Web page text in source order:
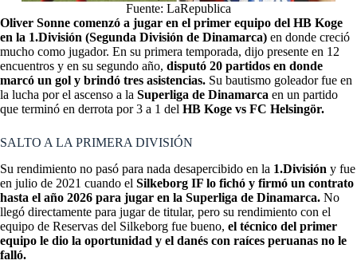
Fuente: LaRepublica
Oliver Sonne comenzó a jugar en el primer equipo del HB Koge
en la 1.División (Segunda División de Dinamarca) en donde creció
mucho como jugador. En su primera temporada, dijo presente en 12
encuentros y en su segundo año, disputó 20 partidos en donde
marcó un gol y brindó tres asistencias. Su bautismo goleador fue en
la lucha por el ascenso a la Superliga de Dinamarca en un partido
que terminó en derrota por 3 a 1 del HB Koge vs FC Helsingör.
SALTO A LA PRIMERA DIVISIÓN
Su rendimiento no pasó para nada desapercibido en la 1.División y fue
en julio de 2021 cuando el Silkeborg IF lo fichó y firmó un contrato
hasta el año 2026 para jugar en la Superliga de Dinamarca. No
llegó directamente para jugar de titular, pero su rendimiento con el
equipo de Reservas del Silkeborg fue bueno, el técnico del primer
equipo le dio la oportunidad y el danés con raíces peruanas no le
falló.